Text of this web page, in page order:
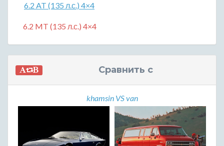
6.2 AT (135 л.с.) 4×4
6.2 MT (135 л.с.) 4×4
Сравнить с
khamsin VS van